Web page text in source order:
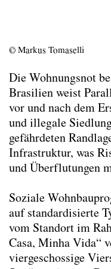
© Markus Tomaselli
Die Wohnungsnot
Brasilien weist
vor und nach dem
und illegale
gefährdeten
Infrastruktur, was
und Überflutungen
Soziale
auf standardisierte
vom Standort im
Casa, Minha Vida“
viergeschossige
Como
Transferable
Transferable
Settlements
und
Wahlseminar
Lehre
Lehre